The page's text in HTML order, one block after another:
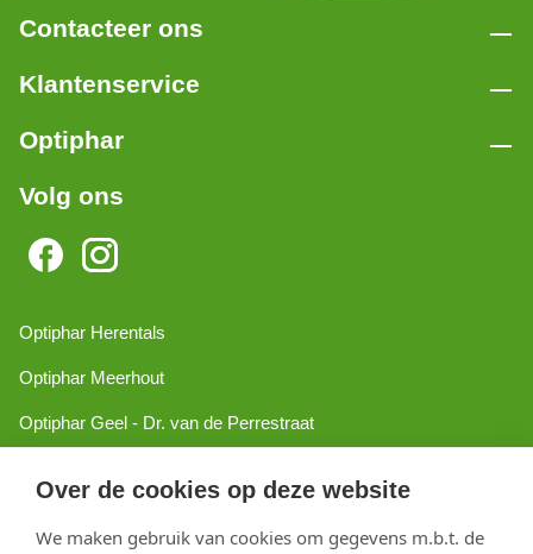
Over de cookies op deze website
We maken gebruik van cookies om gegevens m.b.t. de
Contacteer ons
Klantenservice
Optiphar
Volg ons
Optiphar Herentals
Optiphar Meerhout
Optiphar Geel - Dr. van de Perrestraat